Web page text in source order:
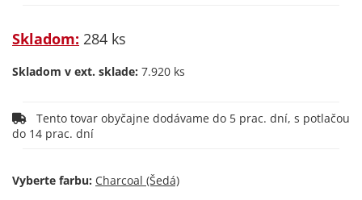
Skladom: 284 ks
Skladom v ext. sklade: 7.920 ks
do 14 prac. dní
Vyberte farbu: